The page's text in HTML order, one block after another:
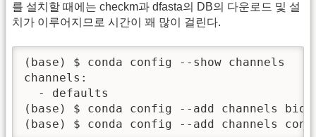
를 설치할 때에는 checkm과 dfasta의 DB의 다운로드 및 설
치가 이루어지므로 시간이 꽤 많이 걸린다.
(base) $ conda config --show channels
channels:
  - defaults
(base) $ conda config --add channels
(base) $ conda config --add channels